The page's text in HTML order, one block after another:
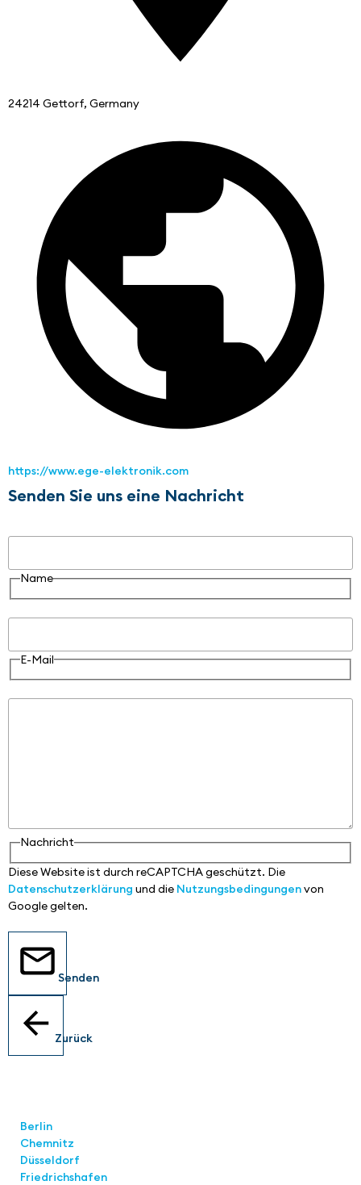
24214 Gettorf, Germany
https://www.ege-elektronik.com
Senden Sie uns eine Nachricht
Name
E-Mail
Nachricht
Diese Website ist durch reCAPTCHA geschützt. Die
Datenschutzerklärung und die Nutzungsbedingungenvon
Google gelten.
Senden
Zurück
Berlin
Chemnitz
Düsseldorf
Friedrichshafen